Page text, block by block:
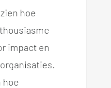
hoe
impact en
hoe